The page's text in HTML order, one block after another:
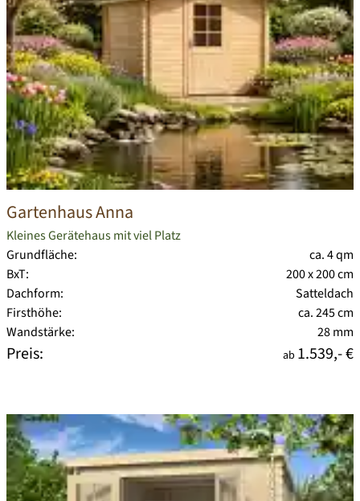
Gartenhaus Anna
Kleines Gerätehaus mit viel Platz
Grundfläche:
ca. 4 qm
BxT:
200 x 200 cm
Dachform:
Satteldach
Firsthöhe:
ca. 245 cm
Wandstärke:
28 mm
Preis: ab 1.539,- €